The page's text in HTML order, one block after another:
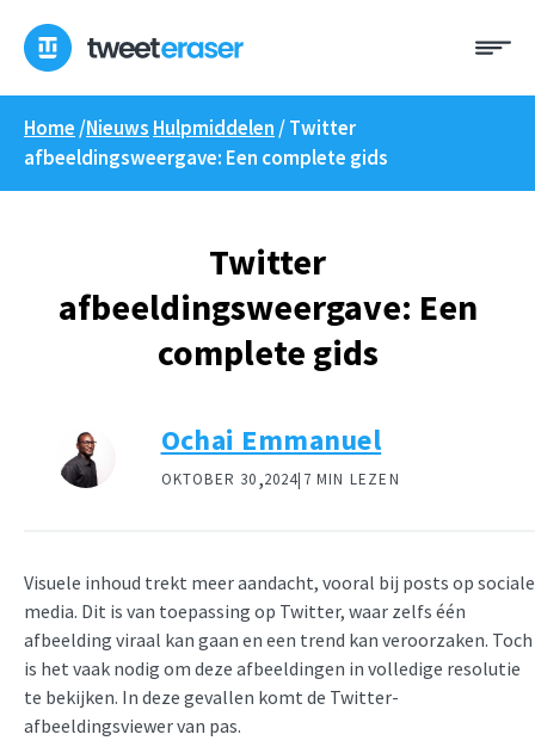
naar
inhoud
Home /Nieuws Hulpmiddelen /Twitter
afbeeldingsweergave: Een complete gids
Twitter
afbeeldingsweergave: Een
complete gids
Ochai Emmanuel
OKTOBER 30,2024| 7 MIN LEZEN
Visuele inhoud trekt meer aandacht, vooral bij posts op sociale
media. Dit is van toepassing op Twitter, waar zelfs één
afbeelding viraal kan gaan en een trend kan veroorzaken. Toch
is het vaak nodig om deze afbeeldingen in volledige resolutie
te bekijken. In deze gevallen komt de Twitter-
afbeeldingsviewer van pas.